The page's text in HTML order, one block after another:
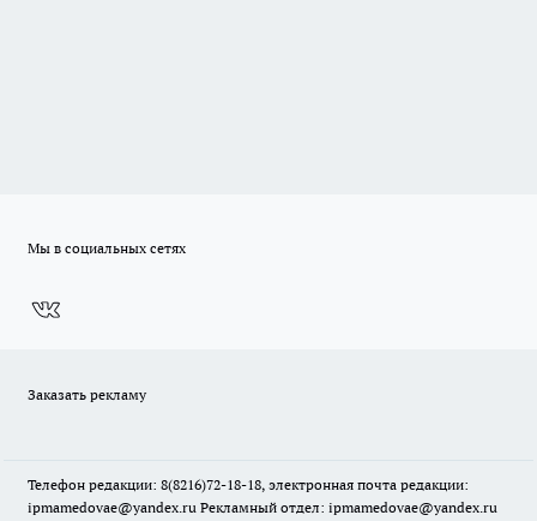
Мы в социальных сетях
Заказать рекламу
Телефон редакции: 8(8216)72-18-18, электронная почта редакции:
ipmamedovae@yandex.ru Рекламный отдел: ipmamedovae@yandex.ru